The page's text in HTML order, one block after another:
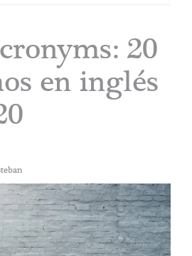
20
en inglés